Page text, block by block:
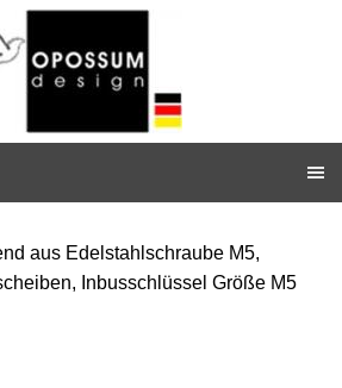
aus Edelstahlschraube M5,
Inbusschlüssel Größe M5